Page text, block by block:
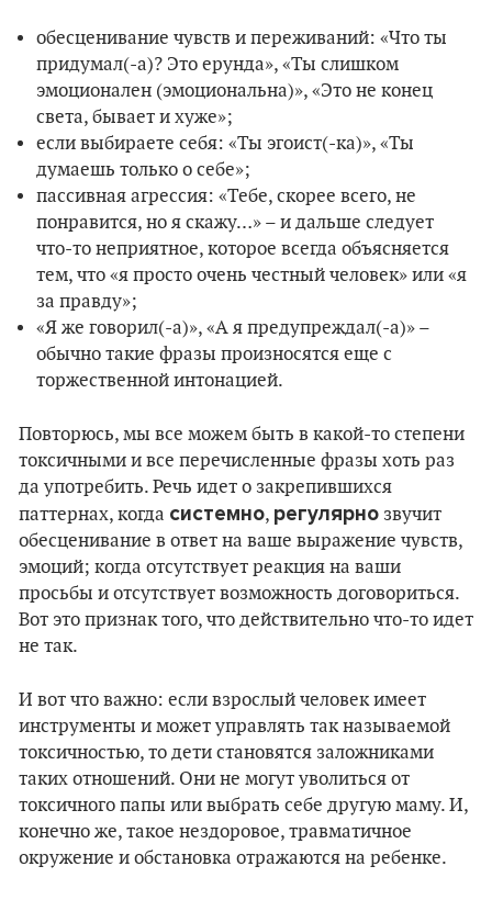
обесценивание чувств и переживаний: «Что ты
придумал(-а)? Это ерунда», «Ты слишком
эмоционален (эмоциональна)», «Это не конец
света, бывает и хуже»;
если выбираете себя: «Ты эгоист(-ка)», «Ты
думаешь только о себе»;
пассивная агрессия: «Тебе, скорее всего, не
понравится, но я скажу…» – и дальше следует
что-то неприятное, которое всегда объясняется
тем, что «я просто очень честный человек» или «я
за правду»;
«Я же говорил(-а)», «А я предупреждал(-а)» –
обычно такие фразы произносятся еще с
торжественной интонацией.
Повторюсь, мы все можем быть в какой-то степени
токсичными и все перечисленные фразы хоть раз
да употребить. Речь идет о закрепившихся
паттернах, когда системно, регулярно звучит
обесценивание в ответ на ваше выражение чувств,
эмоций; когда отсутствует реакция на ваши
просьбы и отсутствует возможность договориться.
Вот это признак того, что действительно что-то идет
не так.
И вот что важно: если взрослый человек имеет
инструменты и может управлять так называемой
токсичностью, то дети становятся заложниками
таких отношений. Они не могут уволиться от
токсичного папы или выбрать себе другую маму. И,
конечно же, такое нездоровое, травматичное
окружение и обстановка отражаются на ребенке.